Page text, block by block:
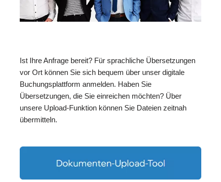
Ist Ihre Anfrage bereit? Für sprachliche Übersetzungen
vor Ort können Sie sich bequem über unser digitale
Buchungsplattform anmelden. Haben Sie
Übersetzungen, die Sie einreichen möchten? Über
unsere Upload-Funktion können Sie Dateien zeitnah
übermitteln.